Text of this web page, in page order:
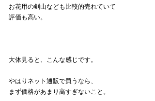
お花用の剣山なども比較的売れていて
評価も高い。
大体見ると、こんな感じです。
やはりネット通販で買うなら、
まず価格があまり高すぎないこと。